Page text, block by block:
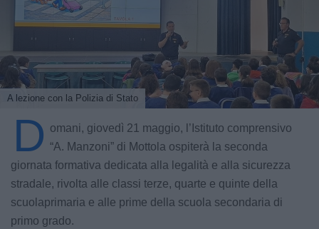
A lezione con la Polizia di Stato
D omani, giovedì 21 maggio, l’Istituto comprensivo
“A. Manzoni” di Mottola ospiterà la seconda
giornata formativa dedicata alla legalità e alla sicurezza
stradale, rivolta alle classi terze, quarte e quinte della
scuolaprimaria e alle prime della scuola secondaria di
primo grado.